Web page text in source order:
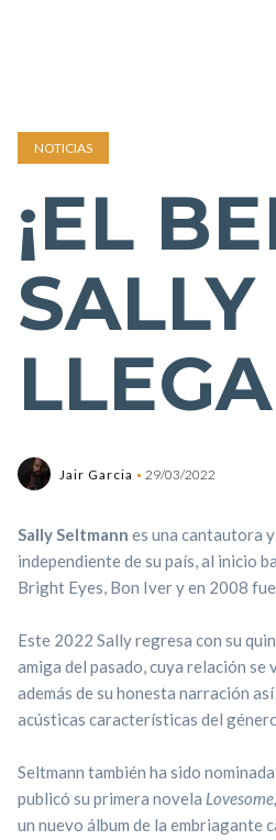
NOTICIAS
¡EL
Jair Garcia 29/03/2022
Sally Seltmann es una cantautora
independiente de su país, al inicio
Bright Eyes, Bon Iver y en 2008
Este 2022 Sally regresa con su
amiga del pasado, cuya relación
además de su honesta narración
acústicas características del
Seltmann también ha sido
publicó su primera novela Lovesome,
un nuevo álbum de la embriagante